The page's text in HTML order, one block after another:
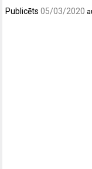
Publicēts05/03/2020